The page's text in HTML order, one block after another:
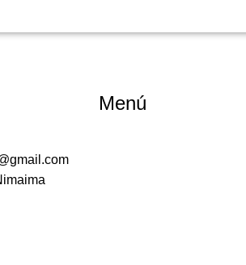
Menú